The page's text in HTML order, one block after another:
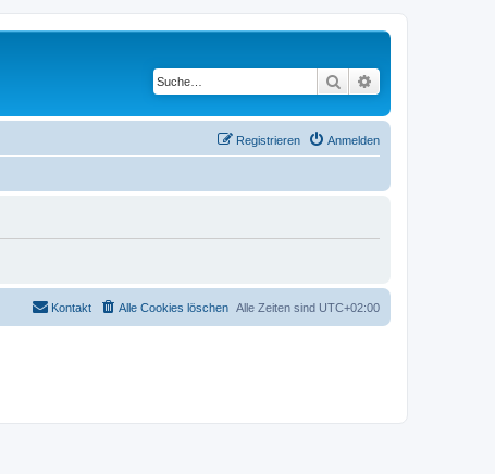
Suche
Anmelden
Registrieren
Alle Zeiten sind UTC+02:00
Alle Cookies löschen
Kontakt